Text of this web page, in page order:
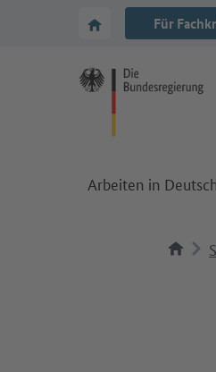
Zur Startseite
Für
Arbeiten in